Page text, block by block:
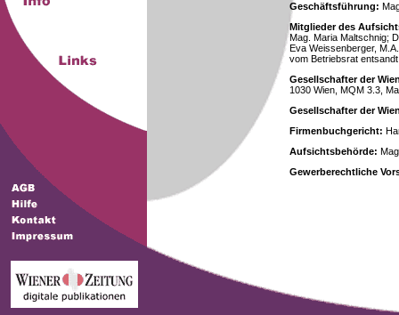
Geschäftsführung:
Mitglieder des
Mag. Maria Maltschnig;
Eva Weissenberger,
vom Betriebsrat
Gesellschafter der
1030 Wien, MQM 3.3,
Gesellschafter der
Firmenbuchgericht:
Aufsichtsbehörde:
Gewerberechtliche